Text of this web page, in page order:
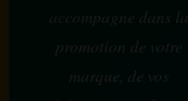
accompagne dans la
promotion de votre
marque, de vos